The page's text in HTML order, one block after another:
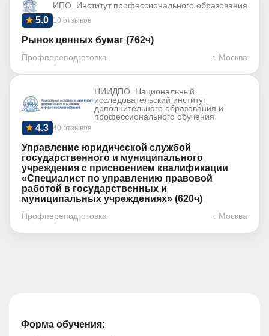
ИПО. Институт профессионального образования
10 отзывов
5.0
Рынок ценных бумаг (762ч)
Профпереподготовка г. Москва
НИИДПО. Национальный
исследовательский институт
дополнительного образования и
профессионального обучения
40 отзывов
4.3
Управление юридической службой
государственного и муниципального
учреждения с присвоением квалификации
«Специалист по управлению правовой
работой в государственных и
муниципальных учреждениях» (620ч)
Профпереподготовка г. Москва
Форма обучения: